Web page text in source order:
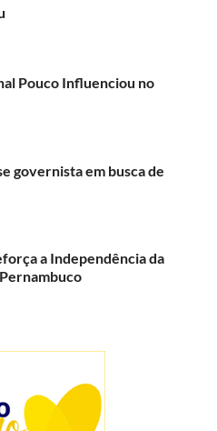
Pouco Influenciou no
governista em busca de
a Independência da